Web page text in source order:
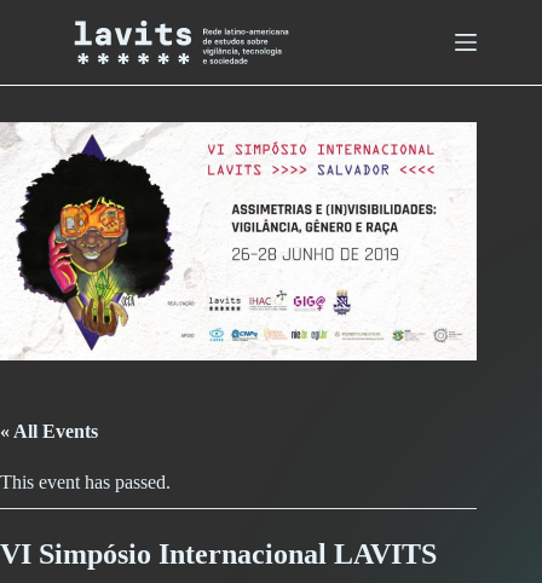
« All Events
This event has passed.
VI Simpósio Internacional LAVITS